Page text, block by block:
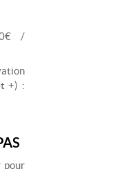
/
+) :
pour